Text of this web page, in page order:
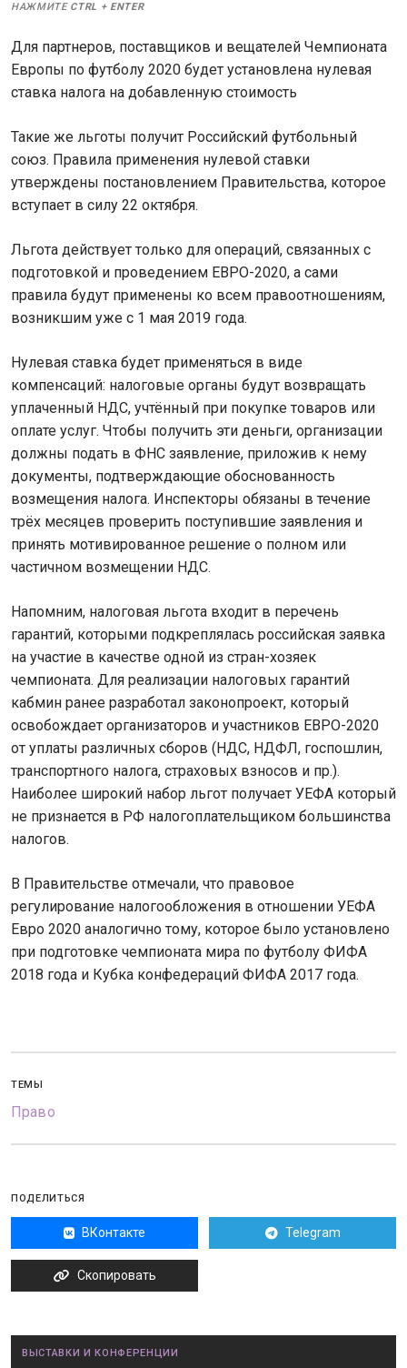
НАЖМИТЕ CTRL + ENTER
Для партнеров, поставщиков и вещателей Чемпионата
Европы по футболу 2020 будет установлена нулевая
ставка налога на добавленную стоимость
Такие же льготы получит Российский футбольный
союз. Правила применения нулевой ставки
утверждены постановлением Правительства, которое
вступает в силу 22 октября.
Льгота действует только для операций, связанных с
подготовкой и проведением ЕВРО-2020, а сами
правила будут применены ко всем правоотношениям,
возникшим уже с 1 мая 2019 года.
Нулевая ставка будет применяться в виде
компенсаций: налоговые органы будут возвращать
уплаченный НДС, учтённый при покупке товаров или
оплате услуг. Чтобы получить эти деньги, организации
должны подать в ФНС заявление, приложив к нему
документы, подтверждающие обоснованность
возмещения налога. Инспекторы обязаны в течение
трёх месяцев проверить поступившие заявления и
принять мотивированное решение о полном или
частичном возмещении НДС.
Напомним, налоговая льгота входит в перечень
гарантий, которыми подкреплялась российская заявка
на участие в качестве одной из стран-хозяек
чемпионата. Для реализации налоговых гарантий
кабмин ранее разработал законопроект, который
освобождает организаторов и участников ЕВРО-2020
от уплаты различных сборов (НДС, НДФЛ, госпошлин,
транспортного налога, страховых взносов и пр.).
Наиболее широкий набор льгот получает УЕФА который
не признается в РФ налогоплательщиком большинства
налогов.
В Правительстве отмечали, что правовое
регулирование налогообложения в отношении УЕФА
Евро 2020 аналогично тому, которое было установлено
при подготовке чемпионата мира по футболу ФИФА
2018 года и Кубка конфедераций ФИФА 2017 года.
ТЕМЫ
Право
ПОДЕЛИТЬСЯ
ВКонтакте Telegram
Скопировать
ВЫСТАВКИ И КОНФЕРЕНЦИИ